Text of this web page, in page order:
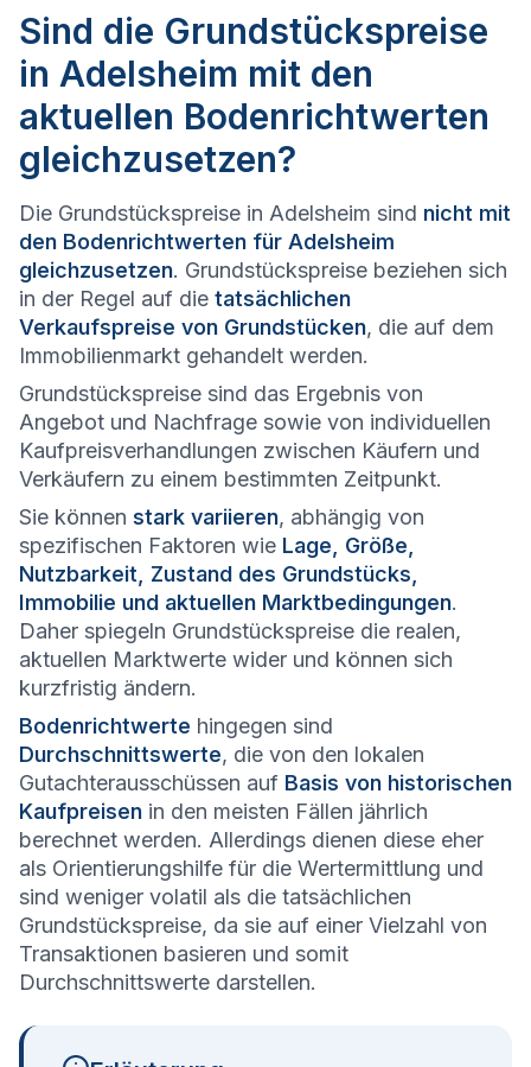
Sind die Grundstückspreise
in Adelsheim mit den
aktuellen Bodenrichtwerten
gleichzusetzen?
Die Grundstückspreise in Adelsheim sind nicht mit
den Bodenrichtwerten für Adelsheim
gleichzusetzen. Grundstückspreise beziehen sich
in der Regel auf die tatsächlichen
Verkaufspreise von Grundstücken, die auf dem
Immobilienmarkt gehandelt werden.
Grundstückspreise sind das Ergebnis von
Angebot und Nachfrage sowie von individuellen
Kaufpreisverhandlungen zwischen Käufern und
Verkäufern zu einem bestimmten Zeitpunkt.
Sie können stark variieren, abhängig von
spezifischen Faktoren wie Lage, Größe,
Nutzbarkeit, Zustand des Grundstücks,
Immobilie und aktuellen Marktbedingungen.
Daher spiegeln Grundstückspreise die realen,
aktuellen Marktwerte wider und können sich
kurzfristig ändern.
Bodenrichtwerte hingegen sind
Durchschnittswerte, die von den lokalen
Gutachterausschüssen auf Basis von historischen
Kaufpreisen in den meisten Fällen jährlich
berechnet werden. Allerdings dienen diese eher
als Orientierungshilfe für die Wertermittlung und
sind weniger volatil als die tatsächlichen
Grundstückspreise, da sie auf einer Vielzahl von
Transaktionen basieren und somit
Durchschnittswerte darstellen.